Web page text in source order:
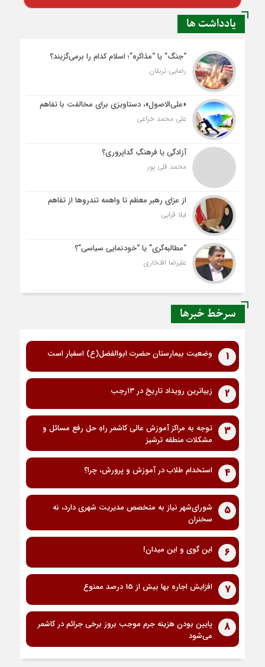
یادداشت ها
“جنگ” یا “مذاکره”؛ اسلام کدام را برمی‌گزیند؟
رضایی تربقان
«علی‌الاصول»، دستاویزی برای مخالفت با تفاهم
علی محمد خزاعی
آزادگی یا فرهنگِ گداپروری؟
محمد قلی پور
از عزای رهبر معظم تا واهمه تندروها از تفاهم
لیلا قرایی
“مطالبه‌گری” یا “خودنمایی سیاسی”؟
علیرضا افتخاری
سرخط خبرها
1 وضعیت بیمارستان حضرت ابوالفضل(ع) اسفبار است
2 زیباترین رویداد تاریخ در ۱۳رجب
3
توجه به مراکز آموزش عالی کاشمر راهِ حل رفع مسائل و
مشکلات منطقه ترشیز
4 استخدام طلاب در آموزش و پرورش، چرا؟
5
شورای‌شهر نیاز به متخصص مدیریت شهری دارد، نه
سخنران
6 این گوی و این میدان!
7 افزایش اجاره بها بیش از 15 درصد ممنوع
8
پایین بودن هزینه جرم موجب بروز برخی جرائم در کاشمر
می‌شود